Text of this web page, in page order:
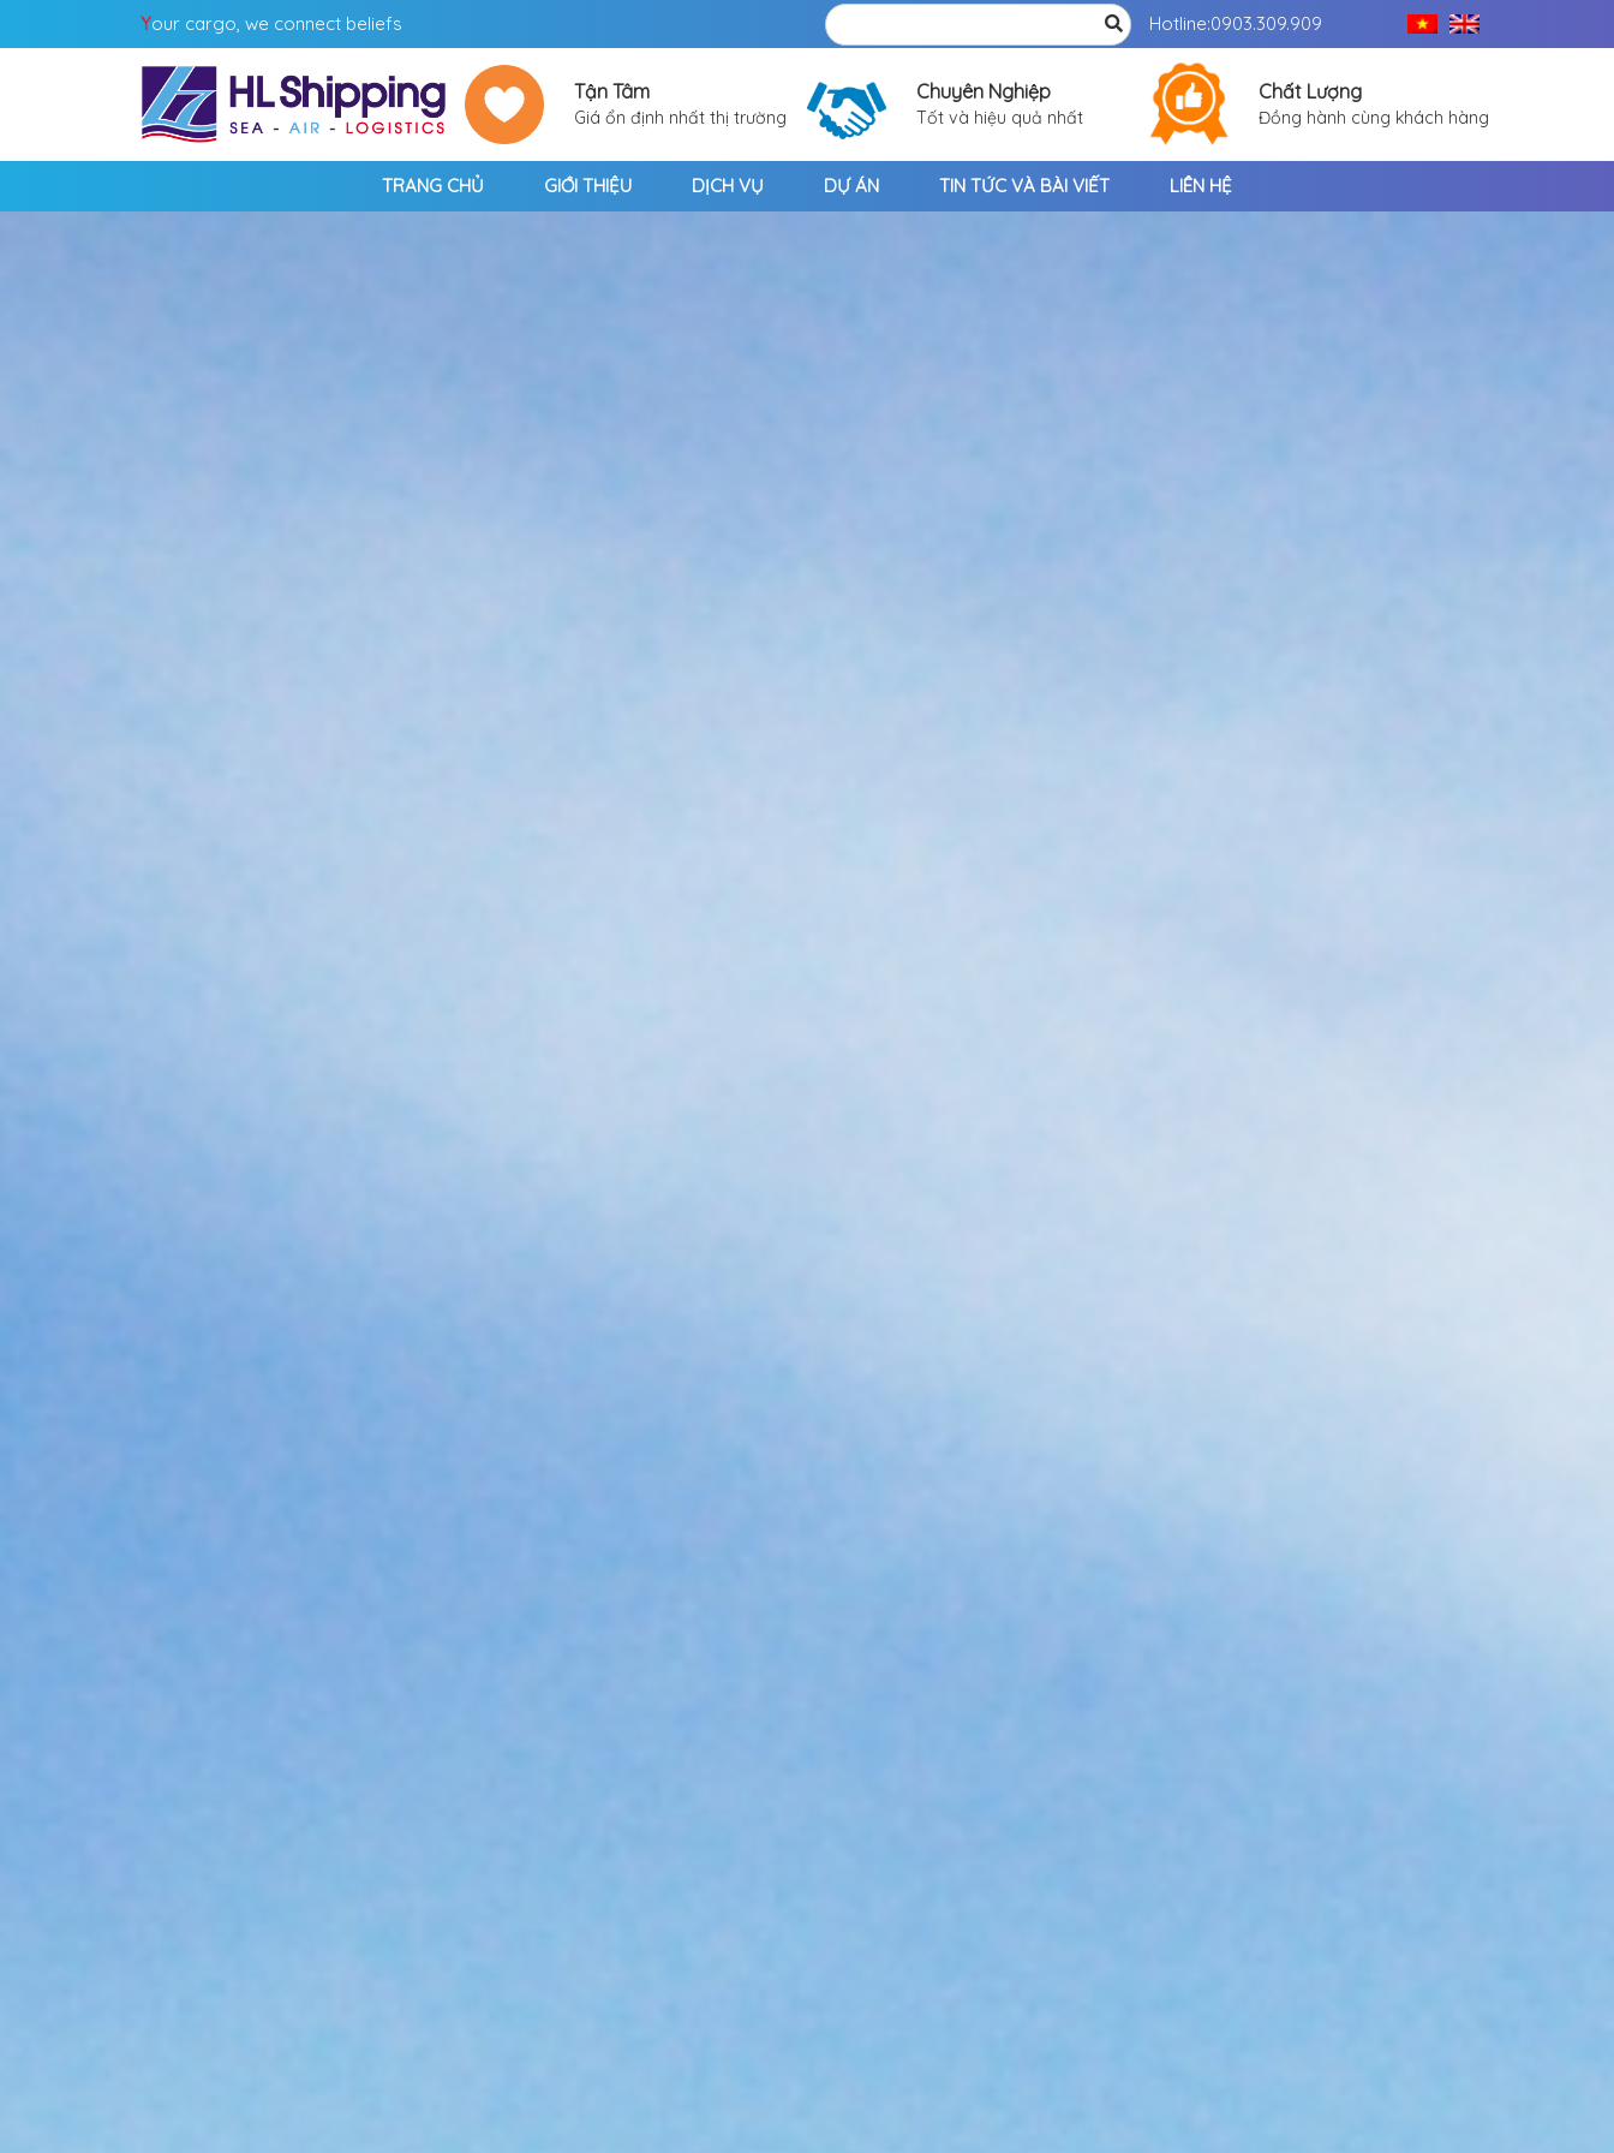
Your cargo, we connect beliefs Hotline:0903.309.909
Tận Tâm
Giá ổn định nhất thị trường
Chuyên Nghiệp
Tốt và hiệu quả nhất
Chất Lượng
Đồng hành cùng khách hàng
TRANG CHỦ GIỚI THIỆU DỊCH VỤ DỰ ÁN TIN TỨC VÀ BÀI VIẾT LIÊN HỆ